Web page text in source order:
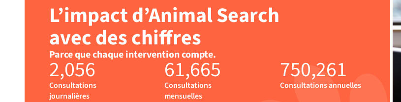
L’impact d’Animal Search
avec des chiffres
Parce que chaque intervention compte.
2,056
Consultations
journalières
61,665
Consultations
mensuelles
750,261
Consultations annuelles